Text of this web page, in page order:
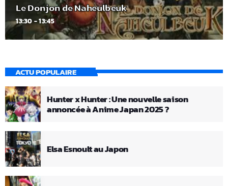
Le Donjon de Naheulbeuk
13:30 - 13:45
ACTU POPULAIRE
Hunter x Hunter : Une nouvelle saison
annoncée à Anime Japan 2025 ?
Elsa Esnoult au Japon